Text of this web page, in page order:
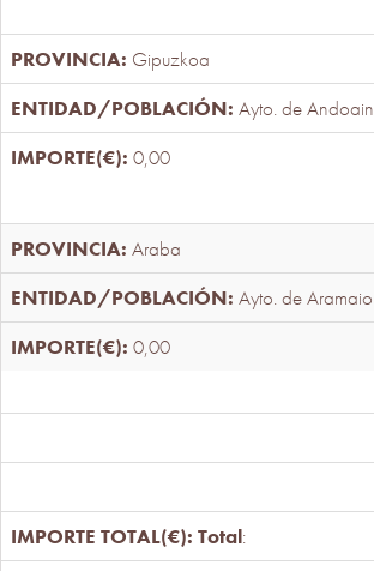
Gipuzkoa
Ayto. de Andoain
0,00
Araba
Ayto. de Aramaio
0,00
Total: